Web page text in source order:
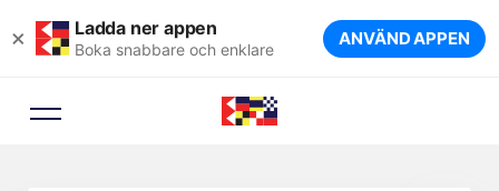
× Ladda ner appen
Boka snabbare och enklare ANVÄND APPEN